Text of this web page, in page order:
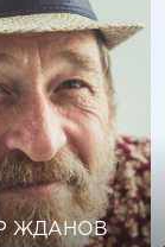
ЖДАНОВ